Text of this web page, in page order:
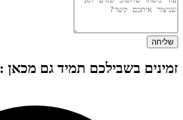
שליחה
זמינים בשבילכם תמיד גם מכאן :